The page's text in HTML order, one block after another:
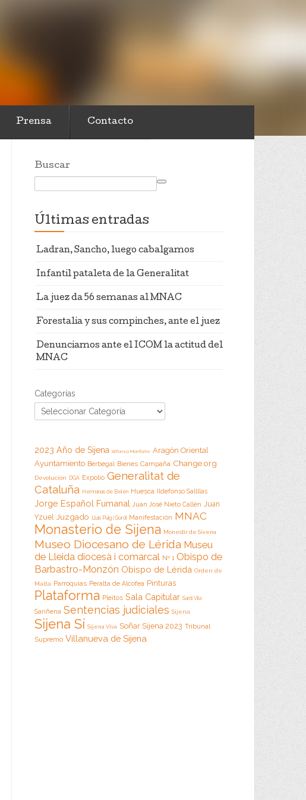
Prensa Contacto
Buscar
Últimas entradas
Ladran, Sancho, luego cabalgamos
Infantil pataleta de la Generalitat
La juez da 56 semanas al MNAC
Forestalia y sus compinches, ante el juez
Denunciamos ante el ICOM la actitud del
MNAC
Categorías
2023 Año de Sijena Alfonso Monforte Aragón Oriental
Ayuntamiento Berbegal Bienes Campaña Change.org
Devolución DGA Expolio Generalitat de
Cataluña Hermanas de Belén Huesca Ildefonso Sallllas
Jorge Español Fumanal Juan José Nieto Callén Juan
Yzuel Juzgado Lluis Puig i Gordi Manifestación MNAC
Monasterio de Sijena Monestir de Sixena
Museo Diocesano de Lérida Museu
de Lleida diocesà i comarcal Nº 1 Obispo de
Barbastro-Monzón Obispo de Lérida Orden de
Malta Parroquias Peralta de Alcofea Pinturas
Plataforma Pleitos Sala Capitular Santi Vila
Sariñena Sentencias judiciales Sijena
Sijena Sí Sijena Viva Soñar Sijena 2023 Tribunal
Supremo Villanueva de Sijena